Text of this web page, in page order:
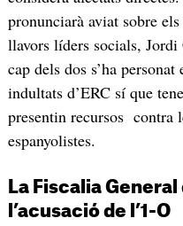
pronunciarà aviat sobre
llavors líders socials,
cap dels dos s’ha
indultats d’ERC sí que
presentin recursos contra
espanyolistes.
La Fiscalia
l’acusació de l’1-O